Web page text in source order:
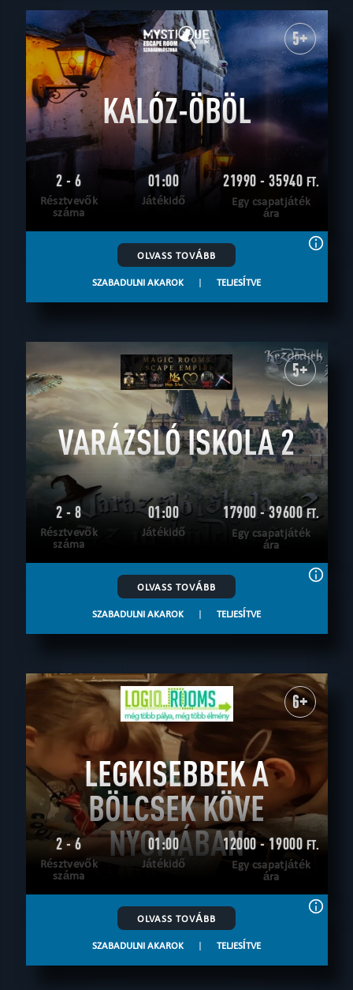
5+
KALÓZ-ÖBÖL
2 - 6
Résztvevők
száma
01:00
Játékidő
21990 - 35940 FT.
Egy csapatjáték
ára
OLVASS TOVÁBB
SZABADULNI AKAROK | TELJESÍTVE
5+
VARÁZSLÓ ISKOLA 2
2 - 8
Résztvevők
száma
01:00
Játékidő
17900 - 39600FT.
Egy csapatjáték
ára
OLVASS TOVÁBB
SZABADULNI AKAROK | TELJESÍTVE
6+
LEGKISEBBEK A
BÖLCSEK KÖVE
NYOMÁBAN
2 - 6
Résztvevők
száma
01:00
Játékidő
12000 - 19000 FT.
Egy csapatjáték
ára
OLVASS TOVÁBB
SZABADULNI AKAROK | TELJESÍTVE